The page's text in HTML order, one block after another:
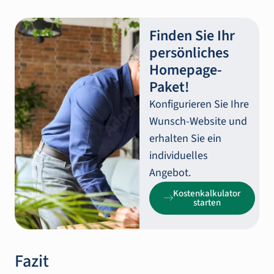
Finden Sie Ihr
persönliches
Homepage-
Paket!
Konfigurieren Sie Ihre
Wunsch-Website und
erhalten Sie ein
individuelles
Angebot.
Kostenkalkulator
starten
Fazit